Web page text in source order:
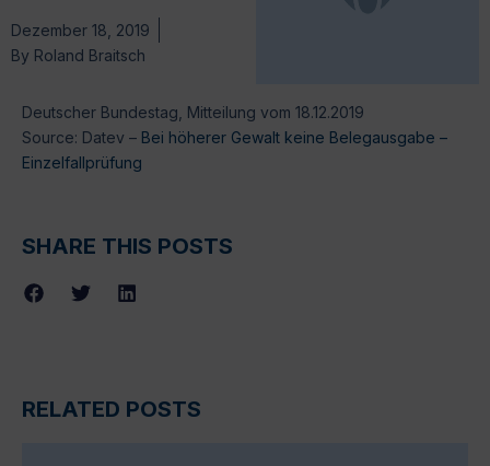
Dezember 18, 2019
By Roland Braitsch
Deutscher Bundestag, Mitteilung vom 18.12.2019
Source: Datev – Bei höherer Gewalt keine Belegausgabe –
Einzelfallprüfung
SHARE THIS POSTS
RELATED POSTS